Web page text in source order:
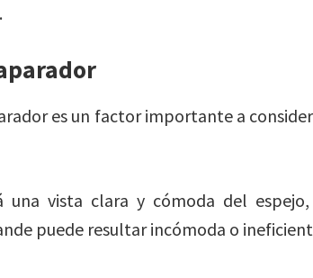
es un factor importante a
una vista clara y cómoda del
puede resultar incómoda o